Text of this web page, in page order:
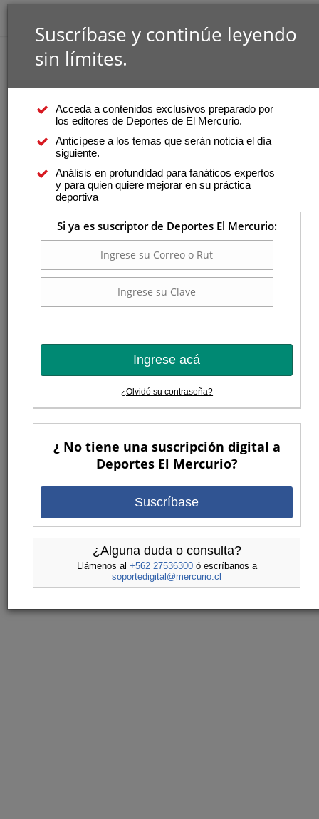
Suscríbase y continúe leyendo
sin límites.
Acceda a contenidos exclusivos preparado por
los editores de Deportes de El Mercurio.
Anticípese a los temas que serán noticia el día
siguiente.
Análisis en profundidad para fanáticos expertos
y para quien quiere mejorar en su práctica
deportiva
Si ya es suscriptor de Deportes El Mercurio:
Ingrese acá
¿Olvidó su contraseña?
¿ No tiene una suscripción digital a
Deportes El Mercurio?
Suscríbase
¿Alguna duda o consulta?
Llámenos al +562 27536300ó escríbanos a
soportedigital@mercurio.cl